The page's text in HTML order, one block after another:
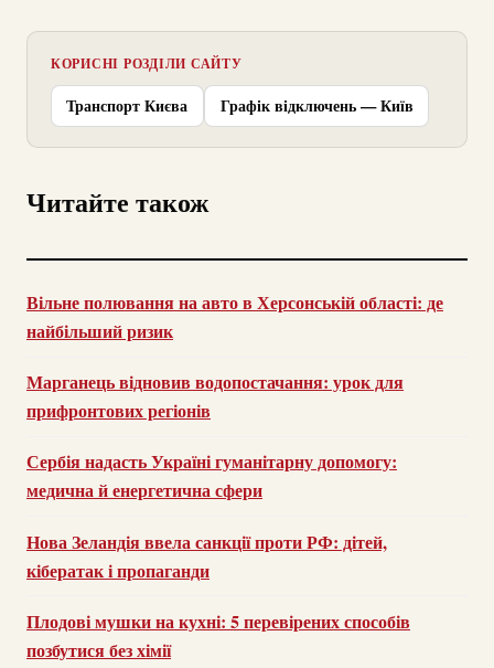
КОРИСНІ РОЗДІЛИ САЙТУ
Транспорт Києва Графік відключень — Київ
Читайте також
Вільне полювання на авто в Херсонській області: де
найбільший ризик
Марганець відновив водопостачання: урок для
прифронтових регіонів
Сербія надасть Україні гуманітарну допомогу:
медична й енергетична сфери
Нова Зеландія ввела санкції проти РФ: дітей,
кібератак і пропаганди
Плодові мушки на кухні: 5 перевірених способів
позбутися без хімії